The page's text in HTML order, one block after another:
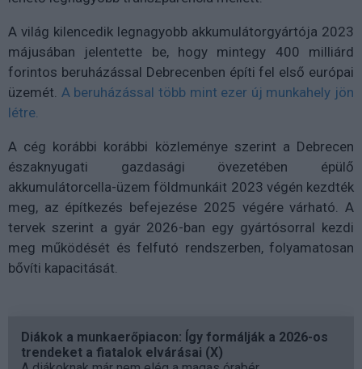
A világ kilencedik legnagyobb akkumulátorgyártója 2023
májusában jelentette be, hogy mintegy 400 milliárd
forintos beruházással Debrecenben építi fel első európai
üzemét. A beruházással több mint ezer új munkahely jön
létre.
A cég korábbi korábbi közleménye szerint a Debrecen
északnyugati gazdasági övezetében épülő
akkumulátorcella-üzem földmunkáit 2023 végén kezdték
meg, az építkezés befejezése 2025 végére várható. A
tervek szerint a gyár 2026-ban egy gyártósorral kezdi
meg működését és felfutó rendszerben, folyamatosan
bővíti kapacitását.
Diákok a munkaerőpiacon: Így formálják a 2026-os
trendeket a fiatalok elvárásai (X)